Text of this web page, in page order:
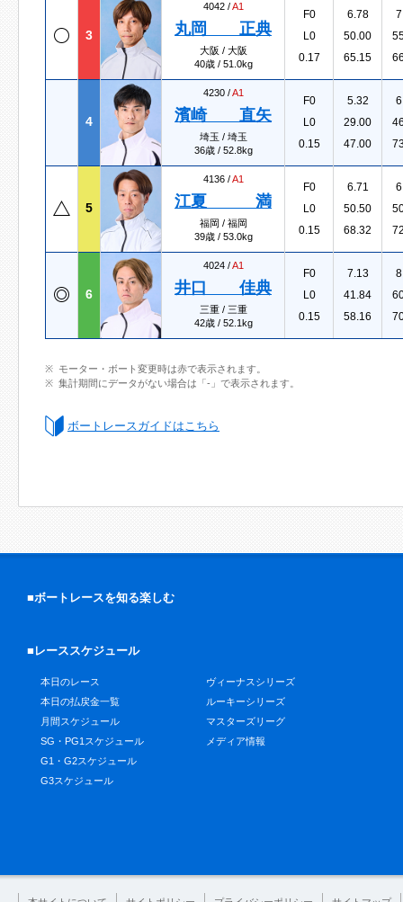
3
4042 /A1
丸岡 正典
大阪 / 大阪
40歳 / 51.0kg
F0
L0
0.17
6.78
50.00
65.15
4
4230 /A1
濱崎 直矢
埼玉 / 埼玉
36歳 / 52.8kg
F0
L0
0.15
5.32
29.00
47.00
5
4136 /A1
江夏 満
福岡 / 福岡
39歳 / 53.0kg
F0
L0
0.15
6.71
50.50
68.32
6
4024 /A1
井口 佳典
三重 / 三重
42歳 / 52.1kg
F0
L0
0.15
7.13
41.84
58.16
モーター・ボート変更時は赤で表示されます。
集計期間にデータがない場合は「-」で表示されます。
ボートレースガイドはこちら
■ボートレースを知る楽しむ
■レーススケジュール
本日のレース
本日の払戻金一覧
月間スケジュール
SG・PG1スケジュール
G1・G2スケジュール
G3スケジュール
ヴィーナスシリーズ
ルーキーシリーズ
マスターズリーグ
メディア情報